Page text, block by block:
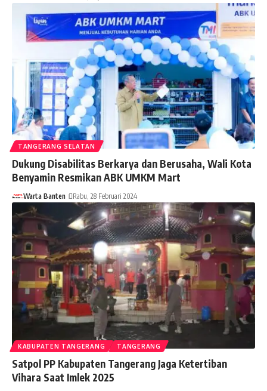
TANGERANG SELATAN
Dukung Disabilitas Berkarya dan Berusaha, Wali Kota
Benyamin Resmikan ABK UMKM Mart
Warta Banten Rabu, 28 Februari 2024
KABUPATEN TANGERANG TANGERANG
Satpol PP Kabupaten Tangerang Jaga Ketertiban
Vihara Saat Imlek 2025